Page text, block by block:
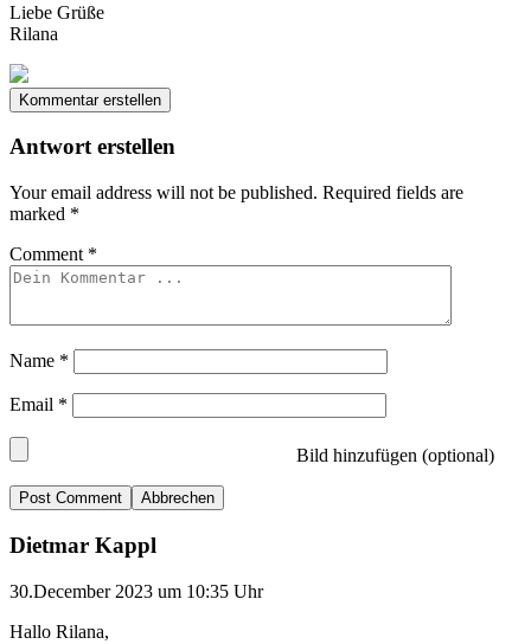
Liebe Grüße
Rilana
Kommentar erstellen
Antwort erstellen
Your email address will not be published. Required fields are
marked *
Comment *
Name *
Email *
Bild hinzufügen (optional)
Abbrechen
Dietmar Kappl
30.December 2023 um 10:35 Uhr
Hallo Rilana,